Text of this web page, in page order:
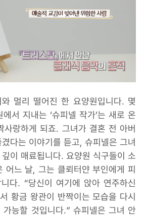
멀리 떨어진 한 요양원입니다. 몇
서 지내는 ‘슈피넬 작가’는 새로 온
사랑하게 되죠. 그녀가 결혼 전 아버
다는 이야기를 듣고, 슈피넬은 그녀
이 매료됩니다. 요양원 식구들이 소
어느 날, 그는 클뢰터얀 부인에게 피
다. “당신이 여기에 앉아 연주하신
황금 왕관이 반짝이는 모습을 다시
능할 것입니다.” 슈피넬은 그녀 안